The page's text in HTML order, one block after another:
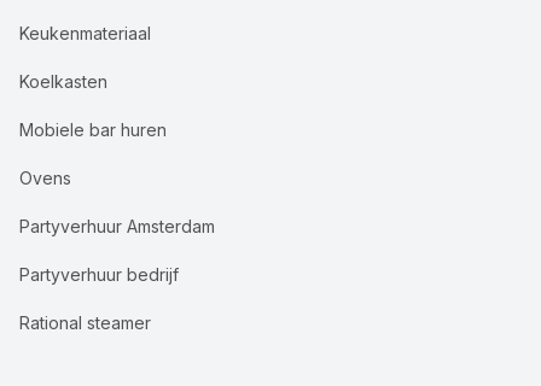
Keukenmateriaal
Koelkasten
Mobiele bar huren
Ovens
Partyverhuur Amsterdam
Partyverhuur bedrijf
Rational steamer